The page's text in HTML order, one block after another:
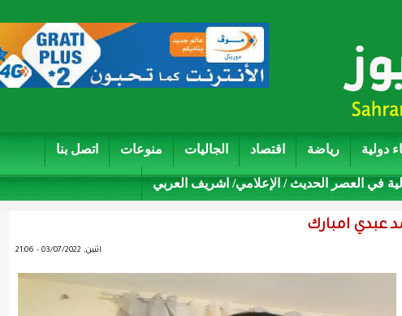
دولية رياضة اقتصاد الجاليات منوعات اتصل بنا
في العصر الحديث / الإعلامي/ اشريف العربي
عبدي امبارك
اثنين, 03/07/2022 - 21:06